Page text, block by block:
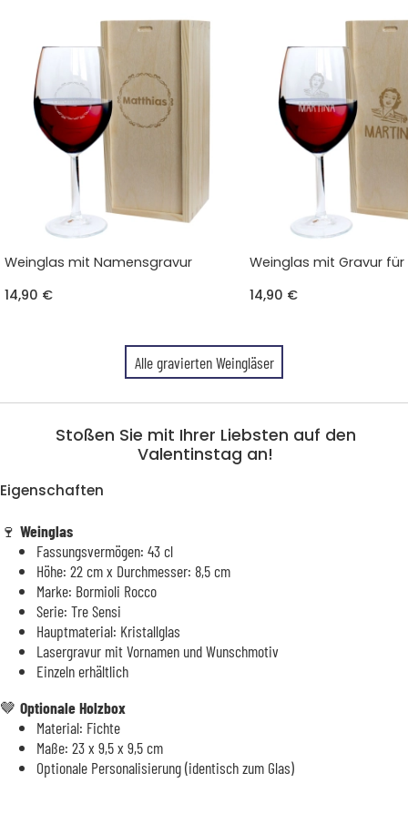
Weinglas mit Namensgravur
14,90 €
Weinglas mit Gravur
14,90 €
Alle gravierten Weingläser
Stoßen Sie mit Ihrer Liebsten auf den
Valentinstag an!
Eigenschaften
🍷 Weinglas
Fassungsvermögen: 43 cl
Höhe: 22 cm x Durchmesser: 8,5 cm
Marke: Bormioli Rocco
Serie: Tre Sensi
Hauptmaterial: Kristallglas
Lasergravur mit Vornamen und Wunschmotiv
Einzeln erhältlich
🤎 Optionale Holzbox
Material: Fichte
Maße: 23 x 9,5 x 9,5 cm
Optionale Personalisierung (identisch zum Glas)